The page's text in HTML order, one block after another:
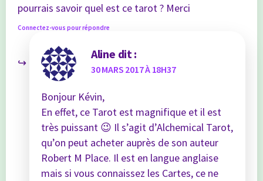
pourrais savoir quel est ce tarot ? Merci
Connectez-vous pour répondre
Aline dit :
30 MARS 2017 À 18H37
Bonjour Kévin,
En effet, ce Tarot est magnifique et il est
très puissant 😉 Il s’agit d’Alchemical Tarot,
qu’on peut acheter auprès de son auteur
Robert M Place. Il est en langue anglaise
mais si vous connaissez les Cartes, ce ne